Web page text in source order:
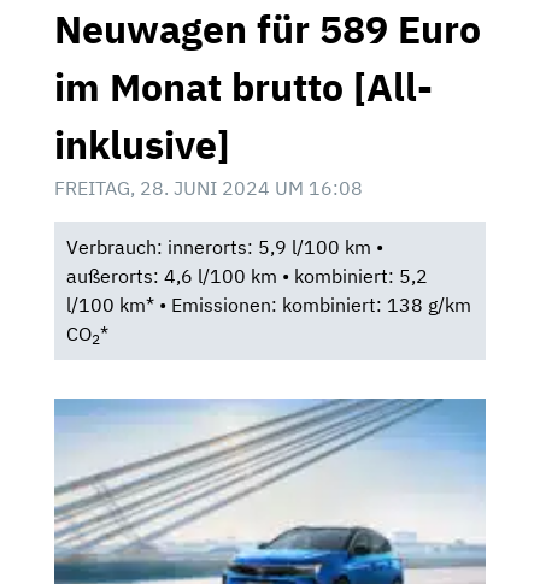
Neuwagen für 589 Euro
im Monat brutto [All-
inklusive]
FREITAG, 28. JUNI 2024 UM 16:08
Verbrauch: innerorts: 5,9 l/100 km •
außerorts: 4,6 l/100 km • kombiniert: 5,2
l/100 km* • Emissionen: kombiniert: 138 g/km
CO2*